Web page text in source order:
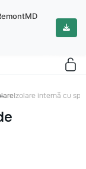
Izolare internă cu